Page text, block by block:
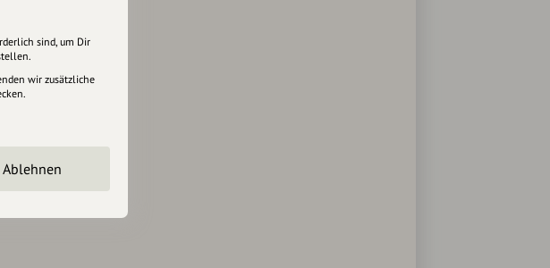
sind, um Dir
wir zusätzliche
Ablehnen